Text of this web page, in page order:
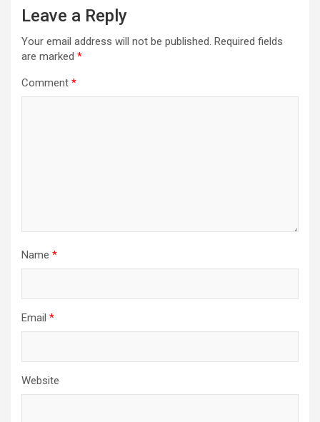
Leave a Reply
Your email address will not be published. Required fields
are marked *
Comment *
Name *
Email *
Website